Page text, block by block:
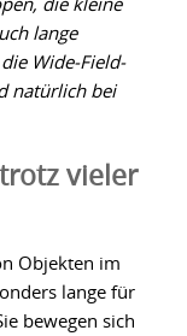
lange
Wide-Field-
natürlich bei
vieler
Objekten im
lange für
bewegen sich